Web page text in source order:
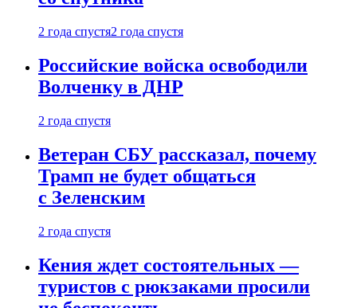
2 года спустя2 года спустя
Российские войска освободили
Волченку в ДНР
2 года спустя
Ветеран СБУ рассказал, почему
Трамп не будет общаться
с Зеленским
2 года спустя
Кения ждет состоятельных —
туристов с рюкзаками просили